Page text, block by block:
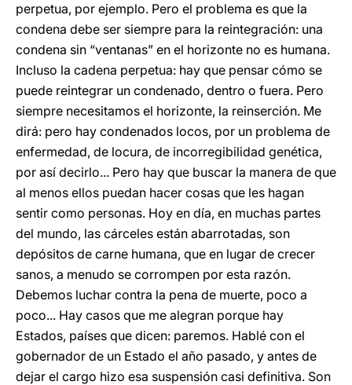
perpetua, por ejemplo. Pero el problema es que la
condena debe ser siempre para la reintegración: una
condena sin “ventanas” en el horizonte no es humana.
Incluso la cadena perpetua: hay que pensar cómo se
puede reintegrar un condenado, dentro o fuera. Pero
siempre necesitamos el horizonte, la reinserción. Me
dirá: pero hay condenados locos, por un problema de
enfermedad, de locura, de incorregibilidad genética,
por así decirlo... Pero hay que buscar la manera de que
al menos ellos puedan hacer cosas que les hagan
sentir como personas. Hoy en día, en muchas partes
del mundo, las cárceles están abarrotadas, son
depósitos de carne humana, que en lugar de crecer
sanos, a menudo se corrompen por esta razón.
Debemos luchar contra la pena de muerte, poco a
poco... Hay casos que me alegran porque hay
Estados, países que dicen: paremos. Hablé con el
gobernador de un Estado el año pasado, y antes de
dejar el cargo hizo esa suspensión casi definitiva. Son